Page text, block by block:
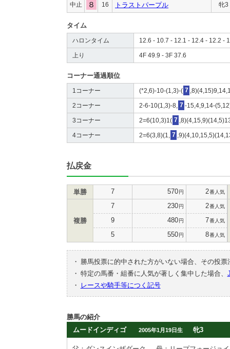
中止 16 トラストパープル 牝3
タイム
ハロンタイム 12.6 - 10.7 - 12.1 - 12.4 - 12.2 -
上り 4F 49.9 - 3F 37.6
コーナー通過順位
1コーナー (*2,6)-10-(1,3)-( 7
2コーナー 2-6-10(1,3)-8, 7 -15,4,9,14-
3コーナー 2=6(10,3)1( 7
4コーナー 2=6(3,8)(1, 7
払戻金
単勝 7 570円 2番人気
複勝
7 230円 2番人気
9 480円 7番人気
5 550円 8番人気
・
勝馬投票に的中された方がいない場合、その投
・ 特定の馬番・組番に人気が著しく集中した場合、
・
レースや騎手等につく記号
勝馬の紹介
ムードインディゴ
2005年1月19日生 牝3